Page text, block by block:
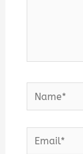
Name*
Email*